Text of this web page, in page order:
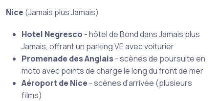
Nice (Jamais plus Jamais)
Hotel Negresco - hôtel de Bond dans Jamais plus
Jamais, offrant un parking VE avec voiturier
Promenade des Anglais- scènes de poursuite en
moto avec points de charge le long du front de mer
Aéroport de Nice - scènes d’arrivée (plusieurs
films)